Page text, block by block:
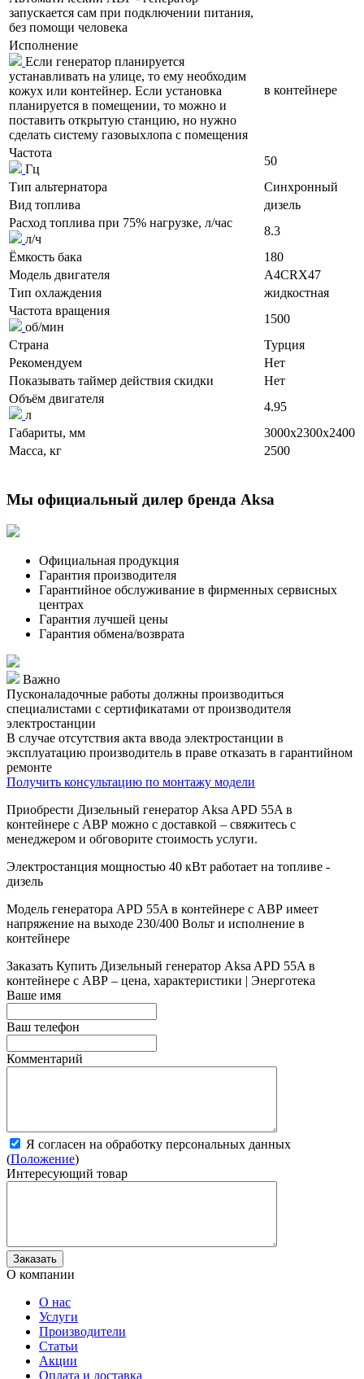
запускается сам при подключении питания,
без помощи человека
Исполнение
Если генератор планируется
устанавливать на улице, то ему необходим
кожух или контейнер. Если установка
планируется в помещении, то можно и
поставить открытую станцию, но нужно
сделать систему газовыхлопа с помещения
в контейнере
Частота
Гц
50
Тип альтернатора
Синхронный
Вид топлива
дизель
Расход топлива при 75% нагрузке, л/час
л/ч
8.3
Ёмкость бака
180
Модель двигателя
A4CRX47
Тип охлаждения
жидкостная
Частота вращения
об/мин
1500
Страна
Турция
Рекомендуем
Нет
Показывать таймер действия скидки
Нет
Объём двигателя
л
4.95
Габариты, мм
3000x2300x2400
Масса, кг
2500
Мы официальный дилер бренда Aksa
Официальная продукция
Гарантия производителя
Гарантийное обслуживание в фирменных сервисных
центрах
Гарантия лучшей цены
Гарантия обмена/возврата
Важно
Пусконаладочные работы должны производиться
специалистами с сертификатами от производителя
электростанции
В случае отсутствия акта ввода электростанции в
эксплуатацию производитель в праве отказать в гарантийном
ремонте
Получить консультацию по монтажу модели
Приобрести Дизельный генератор Aksa APD 55A в
контейнере с АВР можно с доставкой – свяжитесь с
менеджером и обговорите стоимость услуги.
Электростанция мощностью 40 кВт работает на топливе -
дизель
Модель генератора APD 55A в контейнере с АВР имеет
напряжение на выходе 230/400 Вольт и исполнение в
контейнере
Заказать Купить Дизельный генератор Aksa APD 55A в
контейнере с АВР – цена, характеристики | Энерготека
Ваше имя
Ваш телефон
Комментарий
Я согласен на обработку персональных данных
(Положение)
Интересующий товар
О компании
О нас
Услуги
Производители
Статьи
Акции
Оплата и доставка